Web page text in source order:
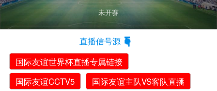
未开赛
直播信号源
国际友谊世界杯直播专属链接
国际友谊CCTV5
国际友谊主队VS客队直播